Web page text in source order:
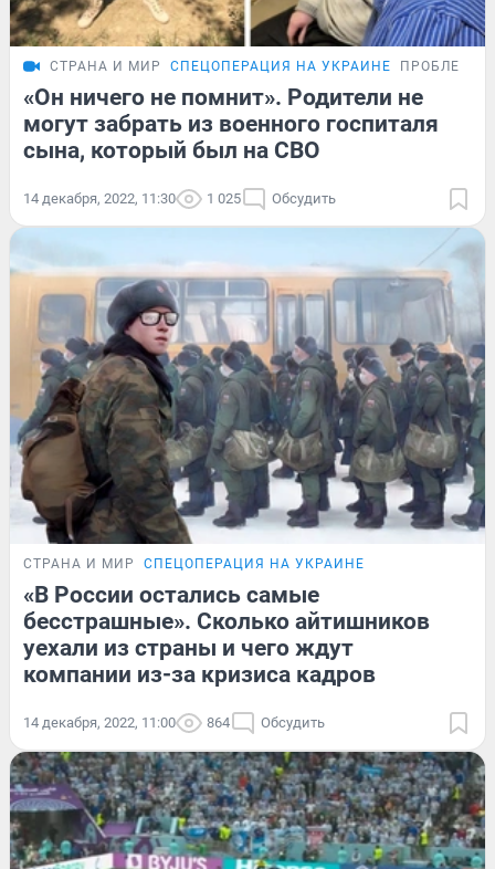
СТРАНА И МИР СПЕЦОПЕРАЦИЯ НА УКРАИНЕ ПРОБЛЕМА
«Он ничего не помнит». Родители не
могут забрать из военного госпиталя
сына, который был на СВО
14 декабря, 2022, 11:30 1 025 Обсудить
СТРАНА И МИР СПЕЦОПЕРАЦИЯ НА УКРАИНЕ
«В России остались самые
бесстрашные». Сколько айтишников
уехали из страны и чего ждут
компании из-за кризиса кадров
14 декабря, 2022, 11:00 864 Обсудить